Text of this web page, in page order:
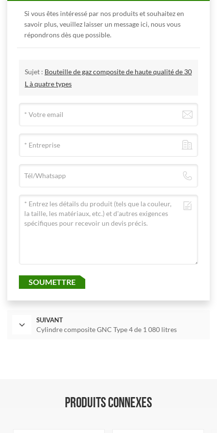
Si vous êtes intéressé par nos produits et souhaitez en
savoir plus, veuillez laisser un message ici, nous vous
répondrons dès que possible.
Sujet : Bouteille de gaz composite de haute qualité de 30
L à quatre types
SOUMETTRE
SUIVANT
Cylindre composite GNC Type 4 de 1 080 litres
PRODUITS CONNEXES